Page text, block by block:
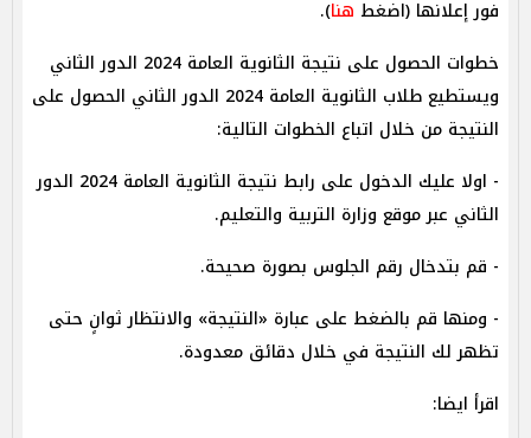
فور إعلانها (اضغط هنا).
خطوات الحصول على نتيجة الثانوية العامة 2024 الدور الثاني
ويستطيع طلاب الثانوية العامة 2024 الدور الثاني الحصول على
النتيجة من خلال اتباع الخطوات التالية:
- اولا عليك الدخول على رابط نتيجة الثانوية العامة 2024 الدور
الثاني عبر موقع وزارة التربية والتعليم.
- قم بتدخال رقم الجلوس بصورة صحيحة.
- ومنها قم بالضغط على عبارة «النتيجة» والانتظار ثوانٍ حتى
تظهر لك النتيجة في خلال دقائق معدودة.
اقرأ ايضا: